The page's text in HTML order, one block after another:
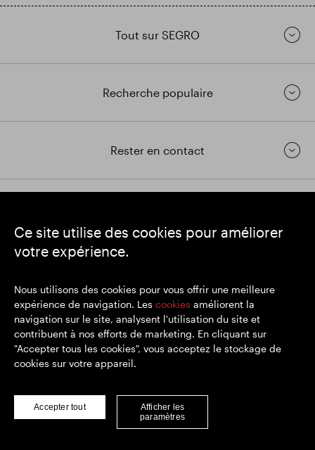
Ce site utilise des cookies pour améliorer
votre expérience.
Nous utilisons des cookies pour vous offrir une meilleure
expérience de navigation. Les cookies améliorent la
navigation sur le site, analysent l'utilisation du site et
contribuent à nos efforts de marketing. En cliquant sur
"Accepter tous les cookies", vous acceptez le stockage de
cookies sur votre appareil.
Accepter tout
Afficher les
paramètres
Tout sur SEGRO
Recherche populaire
Rester en contact
SEGRO
Siège social : 1 New Burlington Place, Londres W1S 2HR
Lieu d'immatriculation : Angleterre et Pays de Galles
© SEGRO 2022
Clause de non-responsabilité
Politique de cookies